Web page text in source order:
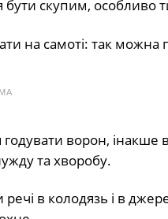
скупим, особливо
на самоті: так можна
ворон,
та хворобу.
в колодязь і в